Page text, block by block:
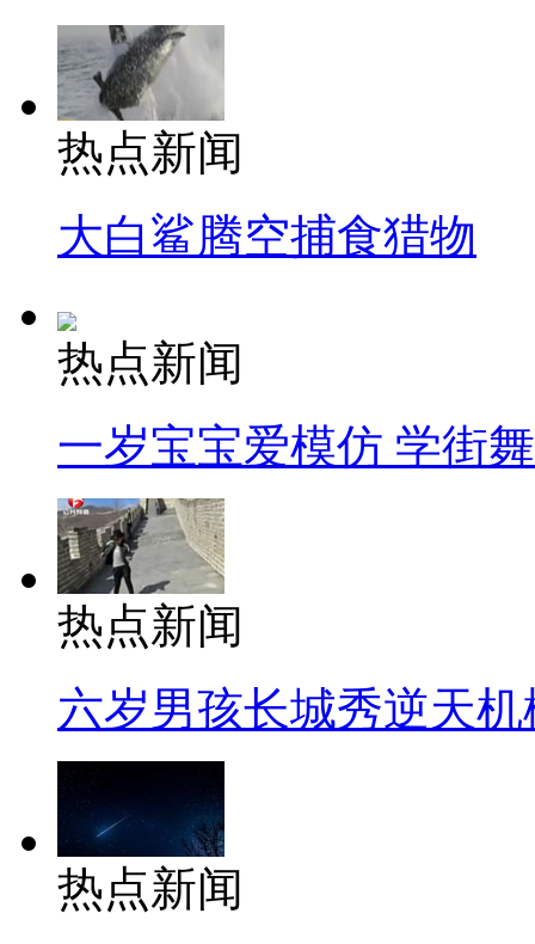
热点新闻
大白鲨腾空捕食猎物
热点新闻
一岁宝宝爱模仿 学街
热点新闻
六岁男孩长城秀逆天机
热点新闻